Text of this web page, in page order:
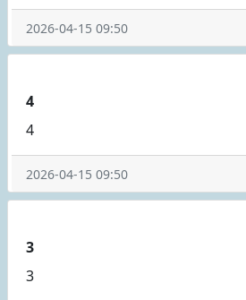
2026-04-15 09:50
4
4
2026-04-15 09:50
3
3